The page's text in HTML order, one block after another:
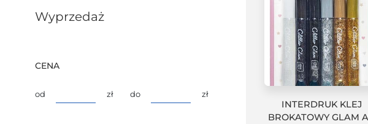
wyprzedaż
CENA
od zł do zł
INTERDRUK KLEJ
BROKATOWY GLAM